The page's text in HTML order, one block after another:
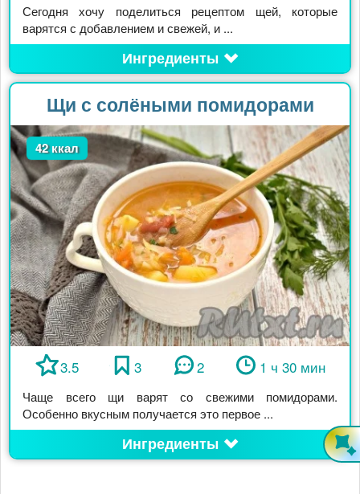
Сегодня хочу поделиться рецептом щей, которые
варятся с добавлением и свежей, и ...
Ингредиенты
Щи с солёными помидорами
42 ккал
3.5 3 2 1 ч 30 мин
Чаще всего щи варят со свежими помидорами.
Особенно вкусным получается это первое ...
Ингредиенты